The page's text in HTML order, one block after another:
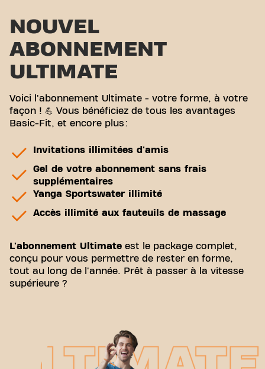
NOUVEL
ABONNEMENT
ULTIMATE
Voici l'abonnement Ultimate - votre forme, à votre
façon ! 💪 Vous bénéficiez de tous les avantages
Basic-Fit, et encore plus :
Invitations illimitées d'amis
Gel de votre abonnement sans frais
supplémentaires
Yanga Sportswater illimité
Accès illimité aux fauteuils de massage
L'abonnement Ultimate est le package complet,
conçu pour vous permettre de rester en forme,
tout au long de l'année. Prêt à passer à la vitesse
supérieure ?